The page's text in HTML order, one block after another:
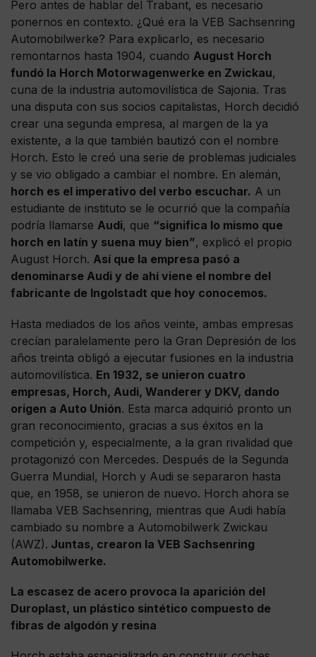
Pero antes de hablar del Trabant, es necesario
ponernos en contexto. ¿Qué era la VEB Sachsenring
Automobilwerke? Para explicarlo, es necesario
remontarnos hasta 1904, cuando August Horch
fundó la Horch Motorwagenwerke en Zwickau,
cuna de la industria automovilística de Sajonia. Tras
una disputa con sus socios capitalistas, Horch decidió
crear una segunda empresa, al margen de la ya
existente, a la que también bautizó con el nombre
Horch. Esto le creó una serie de problemas judiciales
y se vio obligado a cambiar el nombre. En alemán,
horch es el imperativo del verbo escuchar. A un
estudiante de instituto se le ocurrió que la compañía
podría llamarse Audi, que “significa lo mismo que
horch en latín y suena muy bien”, explicó el propio
August Horch. Así que la empresa pasó a
denominarse Audi y de ahí viene el nombre del
fabricante de Ingolstadt que hoy conocemos.
Hasta mediados de los años veinte, ambas empresas
crecían paralelamente pero la Gran Depresión de los
años treinta obligó a ejecutar fusiones en la industria
automovilística. En 1932, se unieron cuatro
empresas, Horch, Audi, Wanderer y DKV, dando
origen a Auto Unión. Esta marca adquirió pronto un
gran reconocimiento, gracias a sus éxitos en la
competición y, especialmente, a la gran rivalidad que
protagonizó con Mercedes. Después de la Segunda
Guerra Mundial, Horch y Audi se separaron hasta
que, en 1958, se unieron de nuevo. Horch ahora se
llamaba VEB Sachsenring, mientras que Audi había
cambiado su nombre a Automobilwerk Zwickau
(AWZ). Juntas, crearon la VEB Sachsenring
Automobilwerke.
La escasez de acero provoca la aparición del
Duroplast, un plástico sintético compuesto de
fibras de algodón y resina